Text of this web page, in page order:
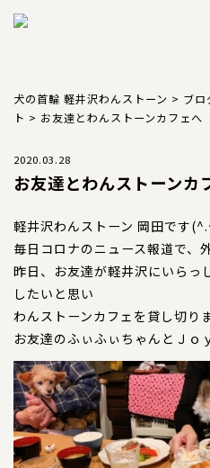
メルマガ登録・解除
買い物か
TOP トップ
CATEGORY カテゴリ
犬の本革首輪
犬の本革リード
犬の首輪 軽井沢わんストーン > ブロ
ト > お友達とわんストーンカフェへ
2020.03.28
お友達とわんストーンカ
軽井沢わんストーン 岡田です
毎日コロナのニュース報道で、
昨日、お友達が軽井沢にいらっ
したいと思い
わんストーンカフェを貸し切り
お友達のふぃふぃちゃんとＪｏ